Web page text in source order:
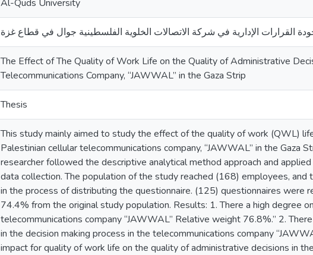
Al-Quds University
القرارات الإدارية في شركة الاتصالات الخلوية الفلسطينية جوال في قطاع غزة
The Effect of The Quality of Work Life on the Quality of Administrative
Telecommunications Company, “JAWWAL” in the Gaza Strip
Thesis
This study mainly aimed to study the effect of the quality of work (QWL)
Palestinian cellular telecommunications company, “JAWWAL” in the Gaza
researcher followed the descriptive analytical method approach and
data collection. The population of the study reached (168) employees,
in the process of distributing the questionnaire. (125) questionnaires were
74.4% from the original study population. Results: 1. There a high degree
telecommunications company “JAWWAL” Relative weight 76.8%.” 2.
in the decision making process in the telecommunications company
impact for quality of work life on the quality of administrative decisions in